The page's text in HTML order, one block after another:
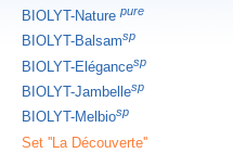
BIOLYT-Naturepure
BIOLYT-Balsamsp
BIOLYT-Elégancesp
BIOLYT-Jambellesp
BIOLYT-Melbiosp
Set ''La Découverte''